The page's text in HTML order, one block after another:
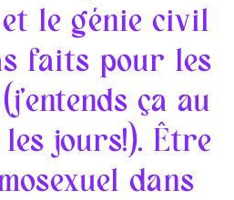
le génie civil
faits pour les
ça au
jours!). Être
dans